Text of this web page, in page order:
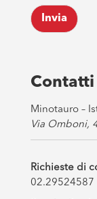
k
b
o
s
*
Invia
Minotauro –
Via Omboni,
Richieste di
02.29524587